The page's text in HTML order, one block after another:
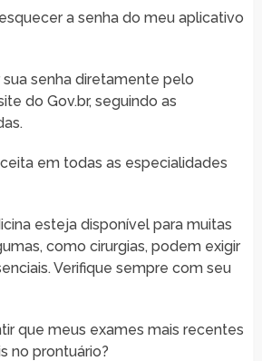
a senha do meu aplicativo
sua senha diretamente pelo
do Gov.br, seguindo as
em todas as especialidades
esteja disponível para muitas
como cirurgias, podem exigir
Verifique sempre com seu
que meus exames mais recentes
no prontuário?